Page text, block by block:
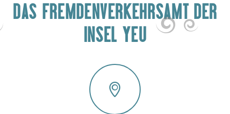
DAS FREMDENVERKEHRSAMT DER
INSEL YEU